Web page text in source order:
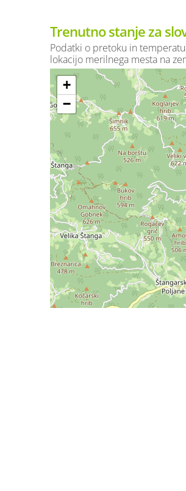
Trenutno stanje za
Podatki o pretoku in
lokacijo merilnega mesta na
+
−